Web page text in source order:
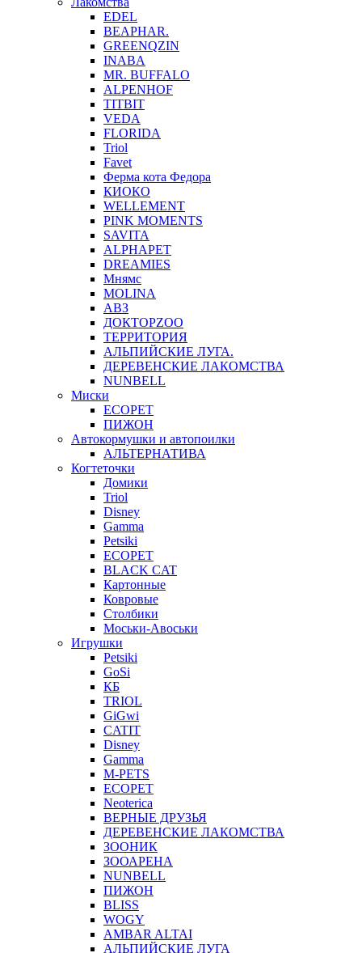
EDEL
BEAPHAR.
GREENQZIN
INABA
MR. BUFFALO
ALPENHOF
TITBIT
VEDA
FLORIDA
Triol
Favet
Ферма кота Федора
КИОКО
WELLEMENT
PINK MOMENTS
SAVITA
ALPHAPET
DREAMIES
Мнямс
MOLINA
АВЗ
ДОКТОРZOO
ТЕРРИТОРИЯ
АЛЬПИЙСКИЕ ЛУГА.
ДЕРЕВЕНСКИЕ ЛАКОМСТВА
NUNBELL
Миски
ECOPET
ПИЖОН
Автокормушки и автопоилки
АЛЬТЕРНАТИВА
Когтеточки
Домики
Triol
Disney
Gamma
Petsiki
ECOPET
BLACK CAT
Картонные
Ковровые
Столбики
Моськи-Авоськи
Игрушки
Petsiki
GoSi
КБ
TRIOL
GiGwi
CATIT
Disney
Gamma
M-PETS
ECOPET
Neoterica
ВЕРНЫЕ ДРУЗЬЯ
ДЕРЕВЕНСКИЕ ЛАКОМСТВА
ЗООНИК
ЗООАРЕНА
NUNBELL
ПИЖОН
BLISS
WOGY
AMBAR ALTAI
АЛЬПИЙСКИЕ ЛУГА